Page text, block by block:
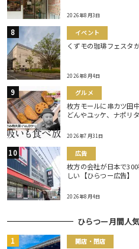
2026年8月3日
イベント
くずモの珈琲フェスタ
2026年8月4日
グルメ
枚方モールに串カツ田
どんやユッケ、ナポリ
2026年7月31日
広告
枚方の会社が日本で
しい【ひらつー広告】
2026年8月4日
ひらつー月間人
開店・閉店